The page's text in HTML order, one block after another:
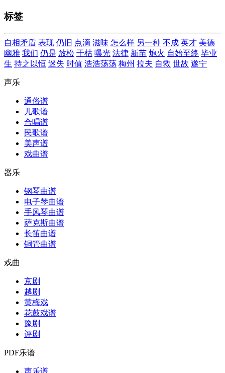
标签
自相矛盾 表现 仍旧 点滴 滋味 怎么样 另一种 不成 英才 美德
幽雅 我们 仍是 放松 干枯 曝光 法律 新苗 炮火 自始至终 毕业
生 持之以恒 迷失 时值 浩浩荡荡 梅州 拉夫 自救 世故 遂宁
声乐
通俗谱
儿歌谱
合唱谱
民歌谱
美声谱
戏曲谱
器乐
钢琴曲谱
电子琴曲谱
手风琴曲谱
萨克斯曲谱
长笛曲谱
铜管曲谱
戏曲
京剧
越剧
黄梅戏
花鼓戏谱
豫剧
评剧
PDF乐谱
声乐谱